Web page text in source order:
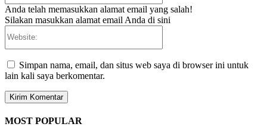
Anda telah memasukkan alamat email yang salah!
Silakan masukkan alamat email Anda di sini
Simpan nama, email, dan situs web saya di browser ini untuk
lain kali saya berkomentar.
MOST POPULAR